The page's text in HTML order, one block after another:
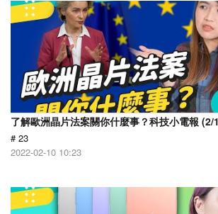
了解歐洲晶片法案關你什麼事？科技小電報 (2/
# 23
2022-02-10 10:23